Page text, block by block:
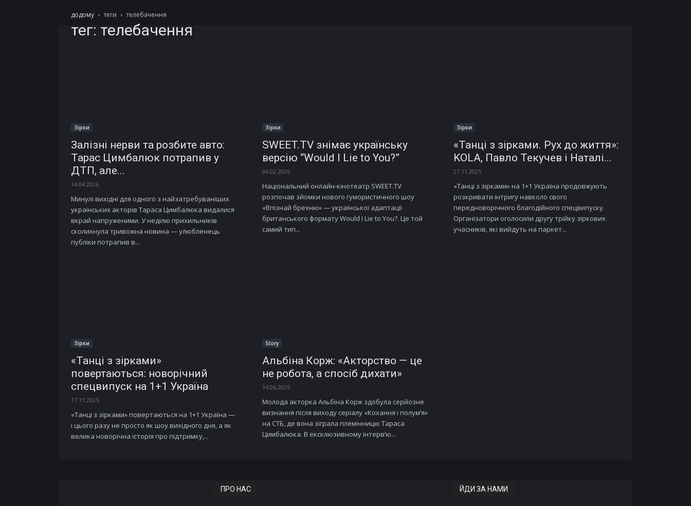
додому теги телебачення
тег: телебачення
Зірки
Залізні нерви та розбите авто:
Тарас Цимбалюк потрапив у
ДТП, але...
14.04.2026
Минулі вихідні для одного з найзатребуваніших
українських акторів Тараса Цимбалюка видалися
вкрай напруженими. У неділю прихильників
сколихнула тривожна новина — улюбленець
публіки потрапив в...
Зірки
SWEET.TV знімає українську
версію “Would I Lie to You?”
06.02.2026
Національний онлайн-кінотеатр SWEET.TV
розпочав зйомки нового гумористичного шоу
«Впізнай брехню» — української адаптації
британського формату Would I Lie to You?. Це той
самий тип...
Зірки
«Танці з зірками. Рух до життя»:
KOLA, Павло Текучев і Наталі...
27.11.2025
«Танці з зірками» на 1+1 Україна продовжують
розкривати інтригу навколо свого
передноворічного благодійного спецвипуску.
Організатори оголосили другу трійку зіркових
учасників, які вийдуть на паркет...
Зірки
«Танці з зірками»
повертаються: новорічний
спецвипуск на 1+1 Україна
17.11.2025
«Танці з зірками» повертаються на 1+1 Україна —
і цього разу не просто як шоу вихідного дня, а як
велика новорічна історія про підтримку,...
Story
Альбіна Корж: «Акторство — це
не робота, а спосіб дихати»
14.06.2025
Молода акторка Альбіна Корж здобула серйозне
визнання після виходу серіалу «Кохання і полум’я»
на СТБ, де вона зіграла племінницю Тараса
Цимбалюка. В ексклюзивному інтерв’ю...
ПРО НАС ЙДИ ЗА НАМИ